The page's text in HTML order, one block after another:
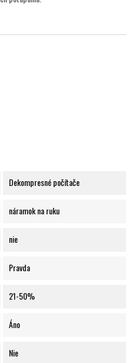
Dekompresné počítače
náramok na ruku
nie
Pravda
21-50%
Áno
Nie